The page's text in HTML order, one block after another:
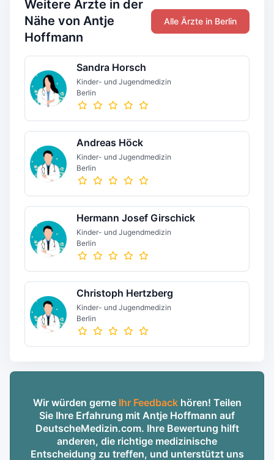
Weitere Ärzte in der
Nähe von Antje
Hoffmann
Alle Ärzte in Berlin
Sandra Horsch
Kinder- und Jugendmedizin
Berlin
Andreas Höck
Kinder- und Jugendmedizin
Berlin
Hermann Josef Girschick
Kinder- und Jugendmedizin
Berlin
Christoph Hertzberg
Kinder- und Jugendmedizin
Berlin
Wir würden gerne Ihr Feedbackhören! Teilen
Sie Ihre Erfahrung mit Antje Hoffmann auf
DeutscheMedizin.com. Ihre Bewertung hilft
anderen, die richtige medizinische
Entscheidung zu treffen, und unterstützt uns